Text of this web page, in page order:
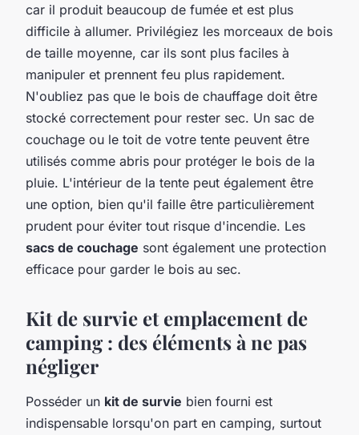
car il produit beaucoup de fumée et est plus
difficile à allumer. Privilégiez les morceaux de bois
de taille moyenne, car ils sont plus faciles à
manipuler et prennent feu plus rapidement.
N'oubliez pas que le bois de chauffage doit être
stocké correctement pour rester sec. Un sac de
couchage ou le toit de votre tente peuvent être
utilisés comme abris pour protéger le bois de la
pluie. L'intérieur de la tente peut également être
une option, bien qu'il faille être particulièrement
prudent pour éviter tout risque d'incendie. Les
sacs de couchage sont également une protection
efficace pour garder le bois au sec.
Kit de survie et emplacement de
camping : des éléments à ne pas
négliger
Posséder un kit de survie bien fourni est
indispensable lorsqu'on part en camping, surtout